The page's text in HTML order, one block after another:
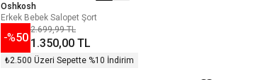
Oshkosh
Erkek Bebek Salopet Şort
-%50
2.699,99 TL
1.350,00 TL
₺2.500 Üzeri Sepette %10 İndirim